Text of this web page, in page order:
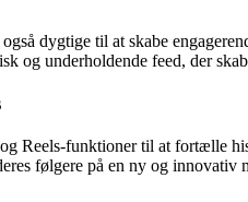
dygtige til at skabe
og underholdende feed, der
Reels-funktioner til at fortælle
følgere på en ny og innovativ